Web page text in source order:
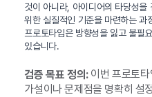
것이 아니라, 아이디어의 타당성을
위한 실질적인 기준을 마련하는 과
프로토타입은 방향성을 잃고 불필
있습니다.
검증 목표 정의:이번 프로토타
가설이나 문제점을 명확히 설